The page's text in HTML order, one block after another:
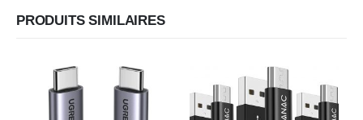
PRODUITS SIMILAIRES